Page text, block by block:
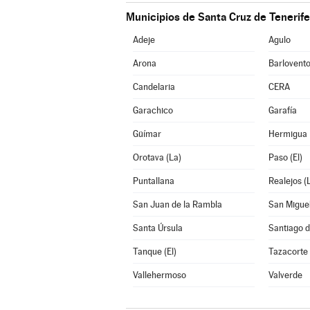
Municipios de Santa Cruz de Tenerife
Adeje Agulo
Arona Barlovento
Candelaria CERA
Garachico Garafía
Güímar Hermigua
Orotava (La) Paso (El)
Puntallana Realejos
San Juan de la Rambla San
Santa Úrsula Santiago
Tanque (El) Tazacorte
Vallehermoso Valverde